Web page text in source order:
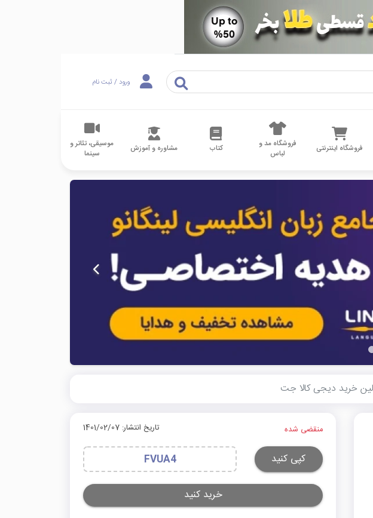
ورود / ثبت نام
فروشگاه اینترنتی
فروشگاه مد و
لباس
کتاب مشاوره و آموزش
موسیقی، تئاتر و
سینما
منقضی شده تاریخ انتشار: 1401/02/07
کپی کنید FVUA4
خرید کنید